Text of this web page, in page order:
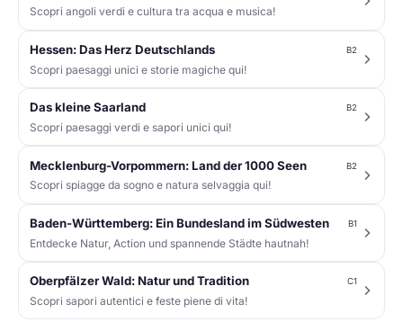
Scopri angoli verdi e cultura tra acqua e musica!
Hessen: Das Herz Deutschlands B2
Scopri paesaggi unici e storie magiche qui!
Das kleine Saarland B2
Scopri paesaggi verdi e sapori unici qui!
Mecklenburg-Vorpommern: Land der 1000 Seen B2
Scopri spiagge da sogno e natura selvaggia qui!
Baden-Württemberg: Ein Bundesland im Südwesten B1
Entdecke Natur, Action und spannende Städte hautnah!
Oberpfälzer Wald: Natur und Tradition C1
Scopri sapori autentici e feste piene di vita!